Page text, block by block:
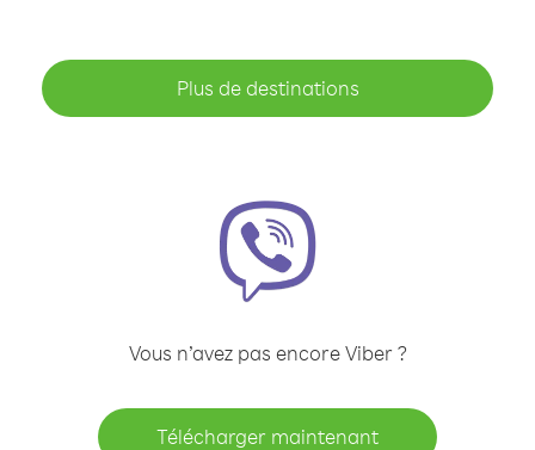
Plus de destinations
Vous n’avez pas encore Viber ?
Télécharger maintenant